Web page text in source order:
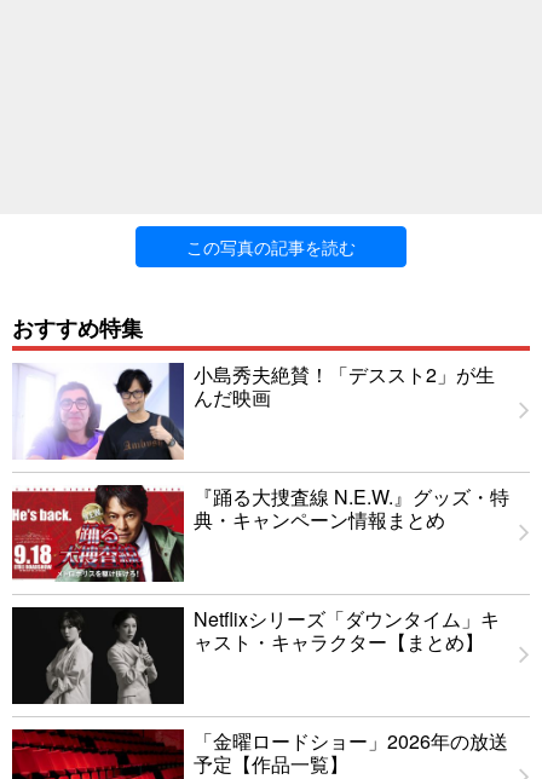
この写真の記事を読む
おすすめ特集
小島秀夫絶賛！「デススト2」が生
んだ映画
『踊る大捜査線 N.E.W.』グッズ・特
典・キャンペーン情報まとめ
Netflixシリーズ「ダウンタイム」キ
ャスト・キャラクター【まとめ】
「金曜ロードショー」2026年の放送
予定【作品一覧】